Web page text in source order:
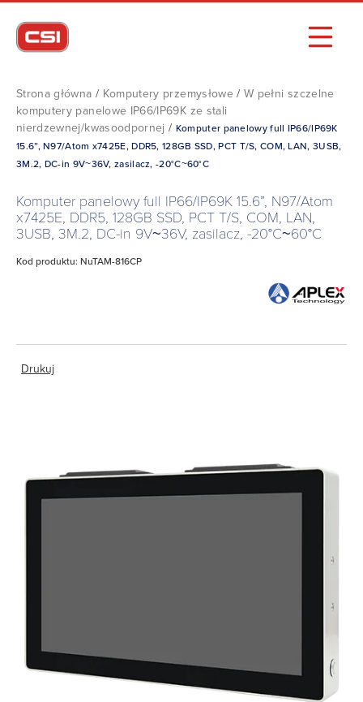
Strona główna / Komputery przemysłowe /W pełni szczelne
komputery panelowe IP66/IP69K ze stali
nierdzewnej/kwasoodpornej / Komputer panelowy full IP66/IP69K
15.6”, N97/Atom x7425E, DDR5, 128GB SSD, PCT T/S, COM, LAN, 3USB,
3M.2, DC-in 9V~36V, zasilacz, -20°C~60°C
Komputer panelowy full IP66/IP69K 15.6”, N97/Atom
x7425E, DDR5, 128GB SSD, PCT T/S, COM, LAN,
3USB, 3M.2, DC-in 9V~36V, zasilacz, -20°C~60°C
Kod produktu: NuTAM-816CP
Drukuj